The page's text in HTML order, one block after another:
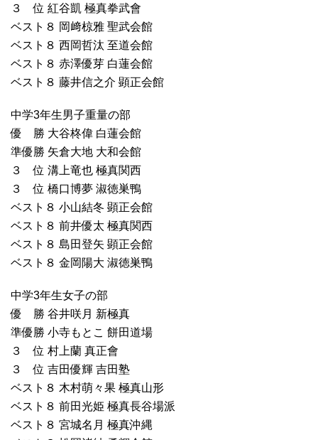
３ 位 紅谷凱 極真拳武會
ベスト８ 岡﨑椋雅 聖武会館
ベスト８ 西岡哲汰 至道会館
ベスト８ 赤澤優芽 白蓮会館
ベスト８ 藤井信之介 顕正会館
中学3年生男子重量の部
優 勝 大谷柊偉 白蓮会館
準優勝 矢倉大地 大和会館
３ 位 溝上竜也 極真関西
３ 位 橋口博夢 淑徳巣鴨
ベスト８ 小山結冬 顕正会館
ベスト８ 前井優太 極真関西
ベスト８ 島田登矢 顕正会館
ベスト８ 金岡陽大 淑徳巣鴨
中学3年生女子の部
優 勝 谷井咲月 新極真
準優勝 小寺もとこ 餅田道場
３ 位 村上蘭 真正會
３ 位 吉田優輝 吉田塾
ベスト８ 木村萌々果 極真山形
ベスト８ 前田光姫 極真長谷場派
ベスト８ 宮城名月 極真沖縄